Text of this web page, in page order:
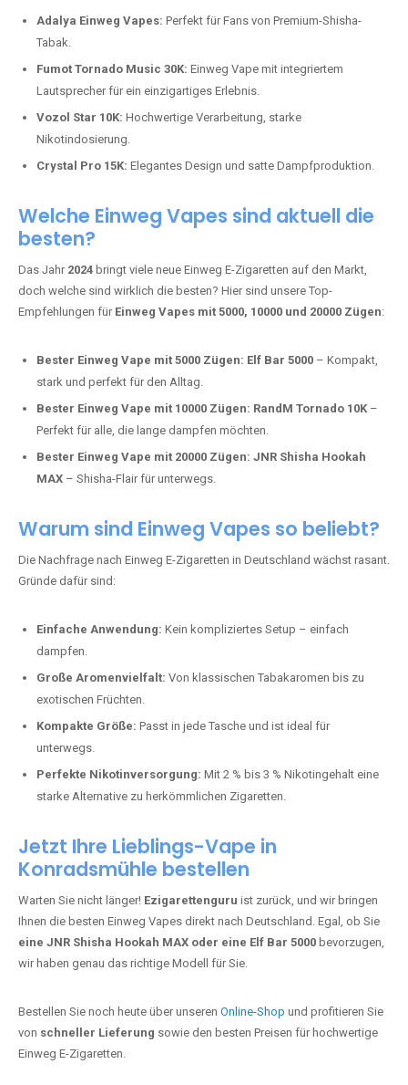
Adalya Einweg Vapes: Perfekt für Fans von Premium-Shisha-
Tabak.
Fumot Tornado Music 30K: Einweg Vape mit integriertem
Lautsprecher für ein einzigartiges Erlebnis.
Vozol Star 10K: Hochwertige Verarbeitung, starke
Nikotindosierung.
Crystal Pro 15K: Elegantes Design und satte Dampfproduktion.
Welche Einweg Vapes sind aktuell die
besten?
Das Jahr 2024 bringt viele neue Einweg E-Zigaretten auf den Markt,
doch welche sind wirklich die besten? Hier sind unsere Top-
Empfehlungen für Einweg Vapes mit 5000, 10000 und 20000 Zügen:
Bester Einweg Vape mit 5000 Zügen: Elf Bar 5000 – Kompakt,
stark und perfekt für den Alltag.
Bester Einweg Vape mit 10000 Zügen: RandM Tornado 10K –
Perfekt für alle, die lange dampfen möchten.
Bester Einweg Vape mit 20000 Zügen: JNR Shisha Hookah
MAX – Shisha-Flair für unterwegs.
Warum sind Einweg Vapes so beliebt?
Die Nachfrage nach Einweg E-Zigaretten in Deutschland wächst rasant.
Gründe dafür sind:
Einfache Anwendung: Kein kompliziertes Setup – einfach
dampfen.
Große Aromenvielfalt: Von klassischen Tabakaromen bis zu
exotischen Früchten.
Kompakte Größe: Passt in jede Tasche und ist ideal für
unterwegs.
Perfekte Nikotinversorgung: Mit 2 % bis 3 % Nikotingehalt eine
starke Alternative zu herkömmlichen Zigaretten.
Jetzt Ihre Lieblings-Vape in
Konradsmühle bestellen
Warten Sie nicht länger! Ezigarettenguru ist zurück, und wir bringen
Ihnen die besten Einweg Vapes direkt nach Deutschland. Egal, ob Sie
eine JNR Shisha Hookah MAX oder eine Elf Bar 5000 bevorzugen,
wir haben genau das richtige Modell für Sie.
Bestellen Sie noch heute über unseren Online-Shop und profitieren Sie
von schneller Lieferung sowie den besten Preisen für hochwertige
Einweg E-Zigaretten.